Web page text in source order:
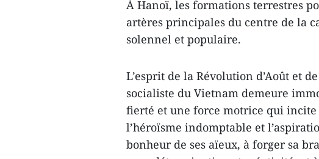
À Hanoï, les formations terrestres
artères principales du centre de la
solennel et populaire.
L’esprit de la Révolution d’Août et
socialiste du Vietnam demeure
fierté et une force motrice qui
l’héroïsme indomptable et
bonheur de ses aïeux, à forger sa